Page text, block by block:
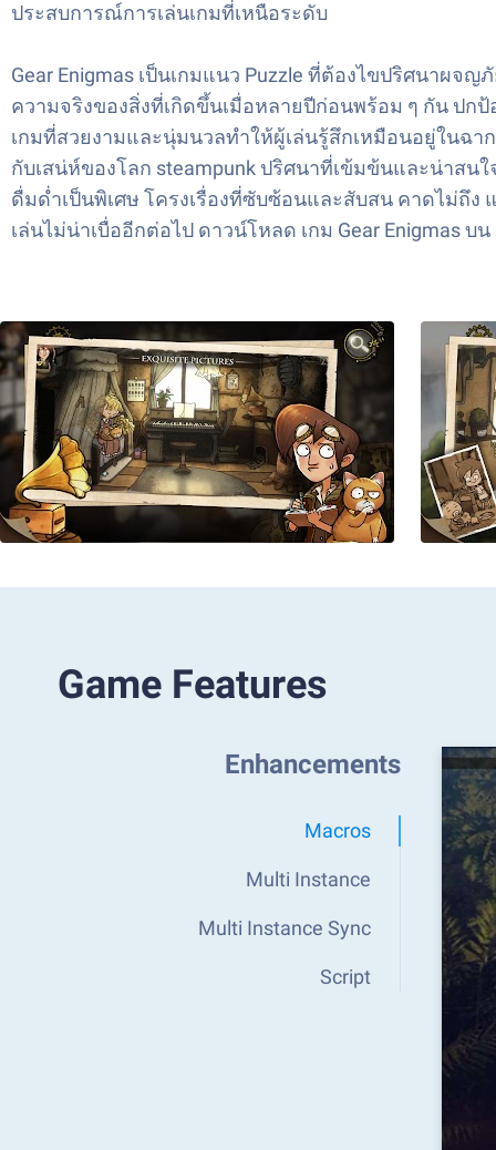
ประสบการณ์การเล่นเกมที่เหนือระดับ
Gear Enigmas เป็นเกมแนว Puzzle ที่ต้องไขปริศนาผ
ความจริงของสิ่งที่เกิดขึ้นเมื่อหลายปีก่อนพร้อม ๆ กัน ปก
เกมที่สวยงามและนุ่มนวลทำให้ผู้เล่นรู้สึกเหมือนอยู่ในฉ
กับเสน่ห์ของโลก steampunk ปริศนาที่เข้มข้นและน่าส
ดื่มด่ำเป็นพิเศษ โครงเรื่องที่ซับซ้อนและสับสน คาดไม่ถึ
เล่นไม่น่าเบื่ออีกต่อไป ดาวน์โหลด เกม Gear Enigmas บ
Game Features
Enhancements
Macros
Multi Instance
Multi Instance Sync
Script